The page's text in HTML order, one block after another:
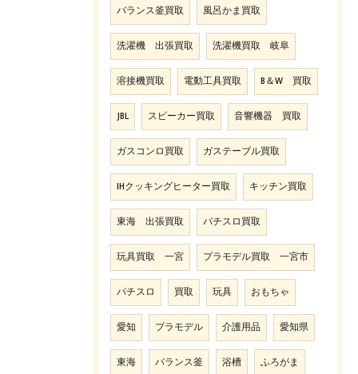
バランス釜買取 風呂かま買取
洗濯機 出張買取 洗濯機買取 岐阜
溶接機買取 電動工具買取 B＆W 買取
JBL スピーカー買取 音響機器 買取
ガスコンロ買取 ガステーブル買取
IHクッキングヒーター買取 キッチン買取
東海 出張買取 パチスロ買取
玩具買取 一宮 プラモデル買取 一宮市
パチスロ 買取 玩具 おもちゃ
愛知 プラモデル 介護用品 愛知県
東海 バランス釜 浴槽 ふろがま